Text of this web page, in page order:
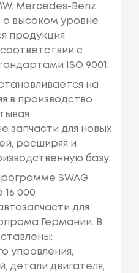
Mercedes-Benz,
о высоком уровне
продукция
с
ISO 9001.
на
в производство
запчасти для новых
расширяя и
базу.
SWAG
000
для
Германии. В
управления,
детали двигателя,